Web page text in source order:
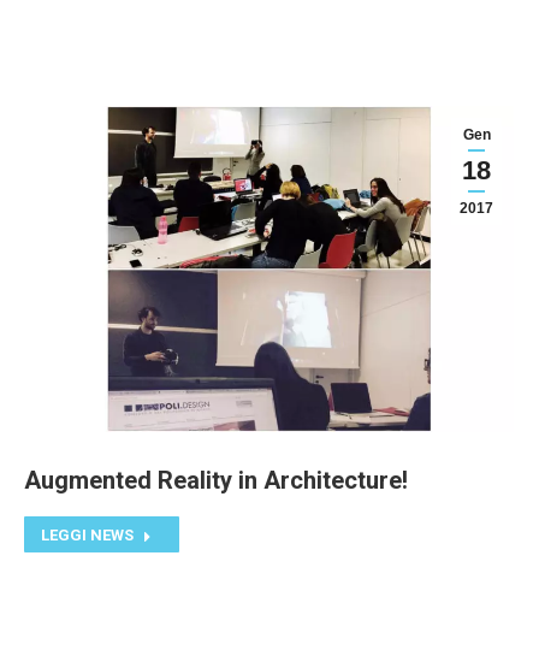
Gen
18
2017
Augmented Reality in Architecture!
LEGGI NEWS